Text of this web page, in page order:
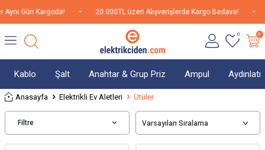
Gün Kargoda! 20.000TL üzeri Alışverişlerde Kargo Bedava!
0 0
Kablo Şalt Anahtar & Grup Priz Ampul
Anasayfa Elektrikli Ev Aletleri Ütüler
Filtre